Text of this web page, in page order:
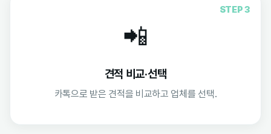
STEP 3
📲
견적 비교·선택
카톡으로 받은 견적을 비교하고 업체를 선택.